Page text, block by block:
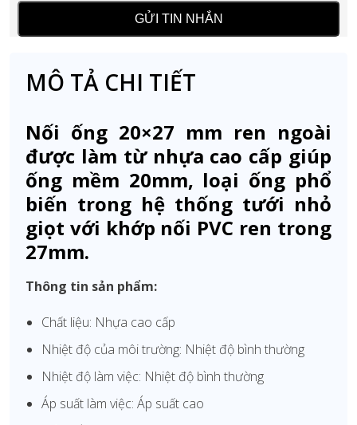
MÔ TẢ CHI TIẾT
Nối ống 20×27 mm ren ngoài
được làm từ nhựa cao cấp giúp
ống mềm 20mm, loại ống phổ
biến trong hệ thống tưới nhỏ
giọt với khớp nối PVC ren trong
27mm.
Thông tin sản phẩm:
Chất liệu: Nhựa cao cấp
Nhiệt độ của môi trường: Nhiệt độ bình thường
Nhiệt độ làm việc: Nhiệt độ bình thường
Áp suất làm việc: Áp suất cao